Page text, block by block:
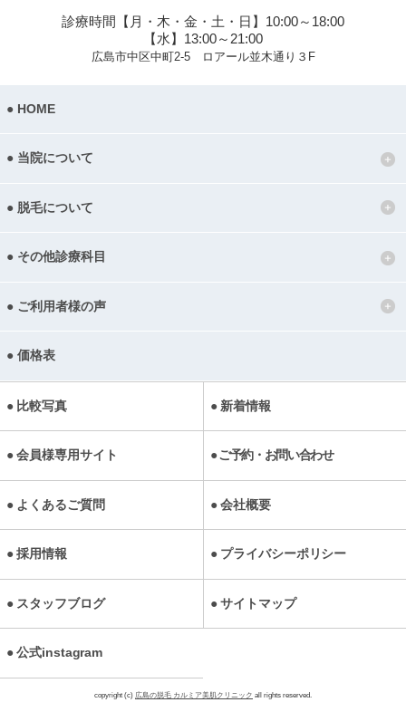
診療時間【月・木・金・土・日】10:00～18:00
【水】13:00～21:00
広島市中区中町2-5 ロアール並木通り３F
HOME
当院について
脱毛について
その他診療科目
ご利用者様の声
価格表
比較写真
会員様専用サイト
よくあるご質問
採用情報
スタッフブログ
公式instagram
新着情報
ご予約・お問い合わせ
会社概要
プライバシーポリシー
サイトマップ
copyright (c) 広島の脱毛 カルミア美肌クリニック all rights reserved.